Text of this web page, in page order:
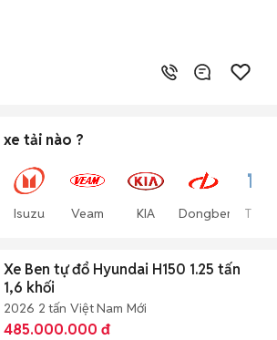
xe tải nào ?
Isuzu Veam KIA Dongben
Xe Ben tự đổ Hyundai H150 1.25 tấn
1,6 khối
2026 2 tấn Việt Nam Mới
485.000.000 đ